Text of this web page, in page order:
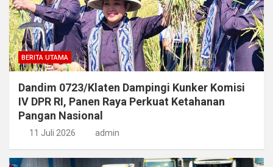
BERITA UTAMA
Dandim 0723/Klaten Dampingi Kunker Komisi
IV DPR RI, Panen Raya Perkuat Ketahanan
Pangan Nasional
11 Juli 2026 admin